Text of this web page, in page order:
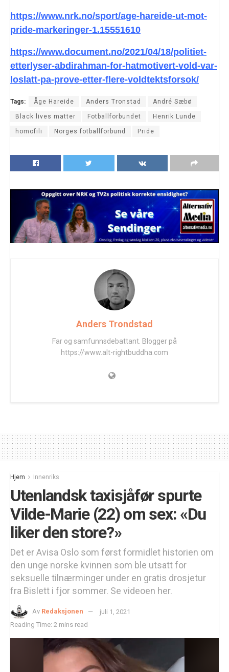
https://www.nrk.no/sport/age-hareide-ut-mot-
pride-markeringer-1.15551610
https://www.document.no/2021/04/18/politiet-
etterlyser-abdirahman-for-hatmotivert-vold-var-
loslatt-pa-prove-etter-flere-voldtektsforsok/
Tags: Åge Hareide Anders Tronstad André Sæbø
Black lives matter Fotballforbundet Henrik Lunde
homofili Norges fotballforbund Pride
Anders Trondstad
Far og samfunnsdebattant. Blogger på
https://www.alt-rightbuddha.com
Hjem Innenriks
Utenlandsk taxisjåfør spurte
Vilde-Marie (22) om sex: «Du
liker den store?»
Det er Avisa Oslo som først formidlet historien om
den unge norske kvinnen som ble utsatt for
seksuelle tilnærminger under en gratis drosjetur
fra Bislett i fjor sommer. Se videoen her.
Av Redaksjonen
juli 1, 2021
Reading Time: 2 mins read